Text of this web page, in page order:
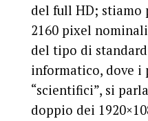
del full HD; stiamo
2160 pixel
del tipo di
informatico, dove i
“scientifici”, si
doppio dei